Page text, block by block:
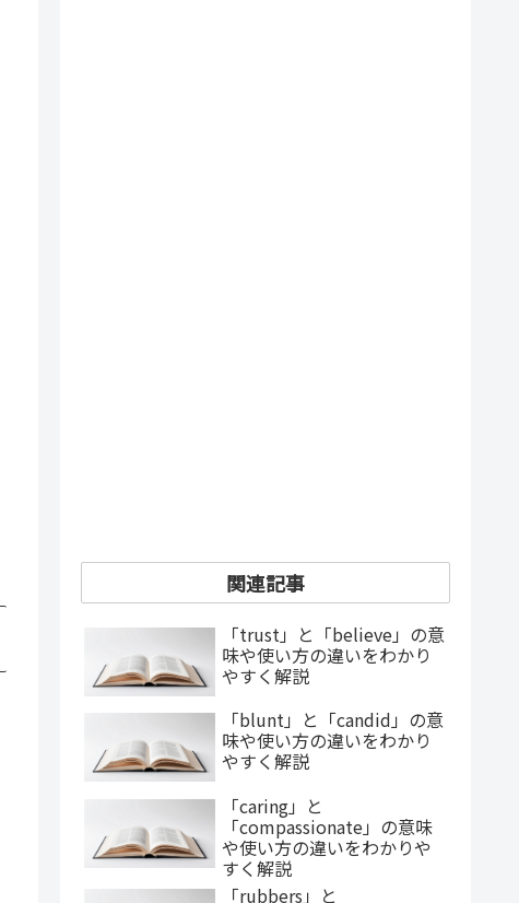
関連記事
「trust」と「believe」の意
味や使い方の違いをわかり
やすく解説
「blunt」と「candid」の意
味や使い方の違いをわかり
やすく解説
「caring」と
「compassionate」の意味
や使い方の違いをわかりや
すく解説
「rubbers」と